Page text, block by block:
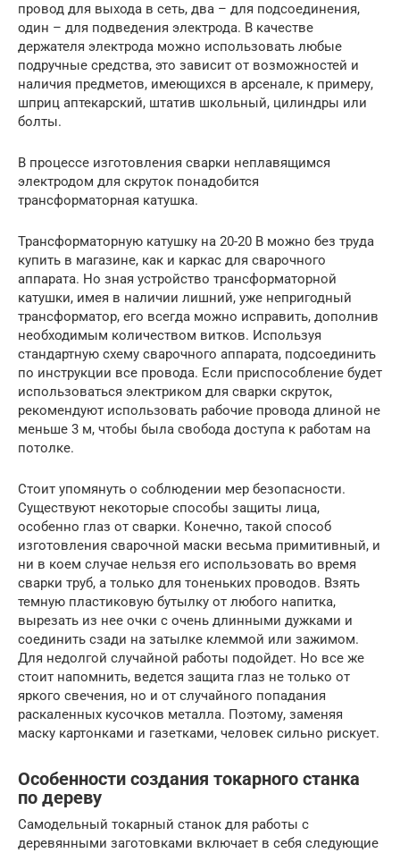
провод для выхода в сеть, два – для подсоединения,
один – для подведения электрода. В качестве
держателя электрода можно использовать любые
подручные средства, это зависит от возможностей и
наличия предметов, имеющихся в арсенале, к примеру,
шприц аптекарский, штатив школьный, цилиндры или
болты.
В процессе изготовления сварки неплавящимся
электродом для скруток понадобится
трансформаторная катушка.
Трансформаторную катушку на 20-20 В можно без труда
купить в магазине, как и каркас для сварочного
аппарата. Но зная устройство трансформаторной
катушки, имея в наличии лишний, уже непригодный
трансформатор, его всегда можно исправить, дополнив
необходимым количеством витков. Используя
стандартную схему сварочного аппарата, подсоединить
по инструкции все провода. Если приспособление будет
использоваться электриком для сварки скруток,
рекомендуют использовать рабочие провода длиной не
меньше 3 м, чтобы была свобода доступа к работам на
потолке.
Стоит упомянуть о соблюдении мер безопасности.
Существуют некоторые способы защиты лица,
особенно глаз от сварки. Конечно, такой способ
изготовления сварочной маски весьма примитивный, и
ни в коем случае нельзя его использовать во время
сварки труб, а только для тоненьких проводов. Взять
темную пластиковую бутылку от любого напитка,
вырезать из нее очки с очень длинными дужками и
соединить сзади на затылке клеммой или зажимом.
Для недолгой случайной работы подойдет. Но все же
стоит напомнить, ведется защита глаз не только от
яркого свечения, но и от случайного попадания
раскаленных кусочков металла. Поэтому, заменяя
маску картонками и газетками, человек сильно рискует.
Особенности создания токарного станка
по дереву
Самодельный токарный станок для работы с
деревянными заготовками включает в себя следующие